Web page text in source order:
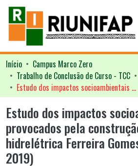
Início
Campus Marco Zero
Trabalho de Conclusão de Curso - TCC
Estudo dos impactos socioambientais provocados pela construção da usina hidrelétrica Ferreira Gomes, AP (2014-2019)
Estudo dos impactos
provocados pela
hidrelétrica Ferreira
2019)